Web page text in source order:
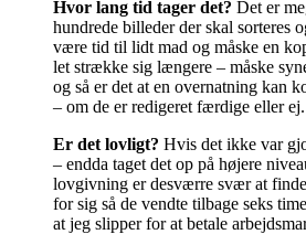
Hvor lang tid tager det? Det er
hundrede billeder der skal sorteres
være tid til lidt mad og måske en
let strække sig længere – måske
og så er det at en overnatning kan
– om de er redigeret færdige eller ej.
Er det lovligt? Hvis det ikke var
– endda taget det op på højere
lovgivning er desværre svær at
for sig så de vendte tilbage seks
at jeg slipper for at betale